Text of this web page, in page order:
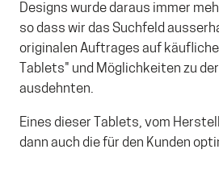
Designs wurde daraus immer
so dass wir das Suchfeld
originalen Auftrages auf käufliche
Tablets" und Möglichkeiten zu
ausdehnten.
Eines dieser Tablets, vom
dann auch die für den Kunden